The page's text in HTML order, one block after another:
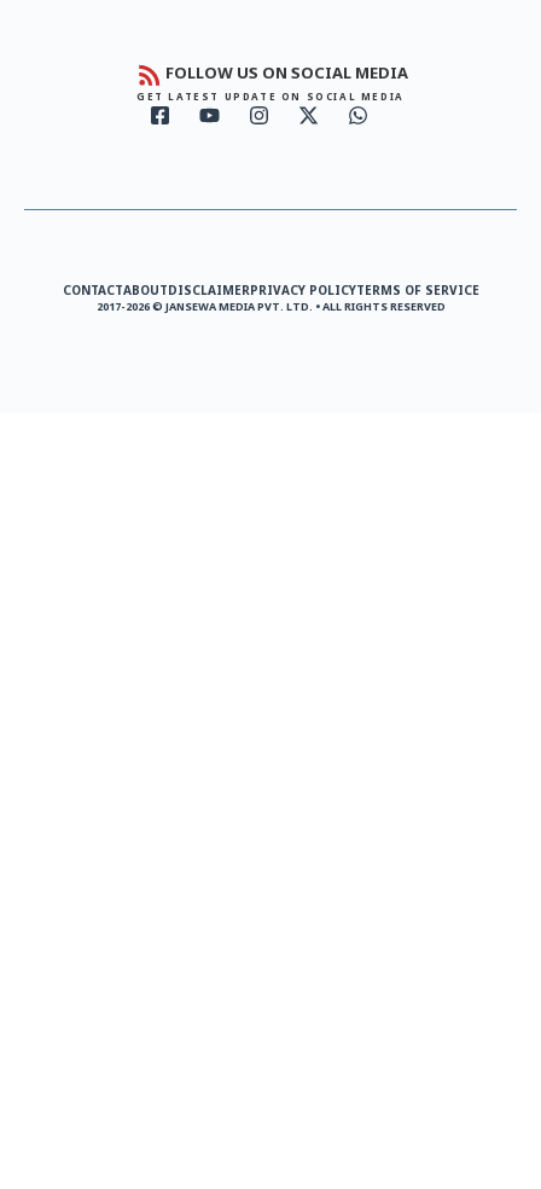
FOLLOW US ON SOCIAL MEDIA
GET LATEST UPDATE ON SOCIAL MEDIA
CONTACTABOUTDISCLAIMERPRIVACY POLICYTERMS OF SERVICE
2017-2026 © JANSEWA MEDIA PVT. LTD. • ALL RIGHTS RESERVED